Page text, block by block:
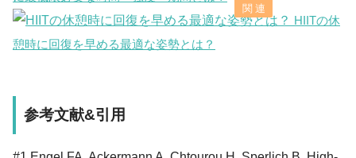
HIITの休
憩時に回復を早める最適な姿勢とは？
参考文献&引用